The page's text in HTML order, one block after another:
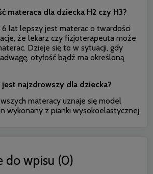
materaca dla dziecka H2 czy H3?
lat lepszy jest materac o twardości
że lekarz czy fizjoterapeuta może
Dzieje się to w sytuacji, gdy
otyłość bądź ma określoną
jest najzdrowszy dla dziecka?
materacy uznaje się model
wykonany z pianki wysokoelastycznej.
do wpisu (0)